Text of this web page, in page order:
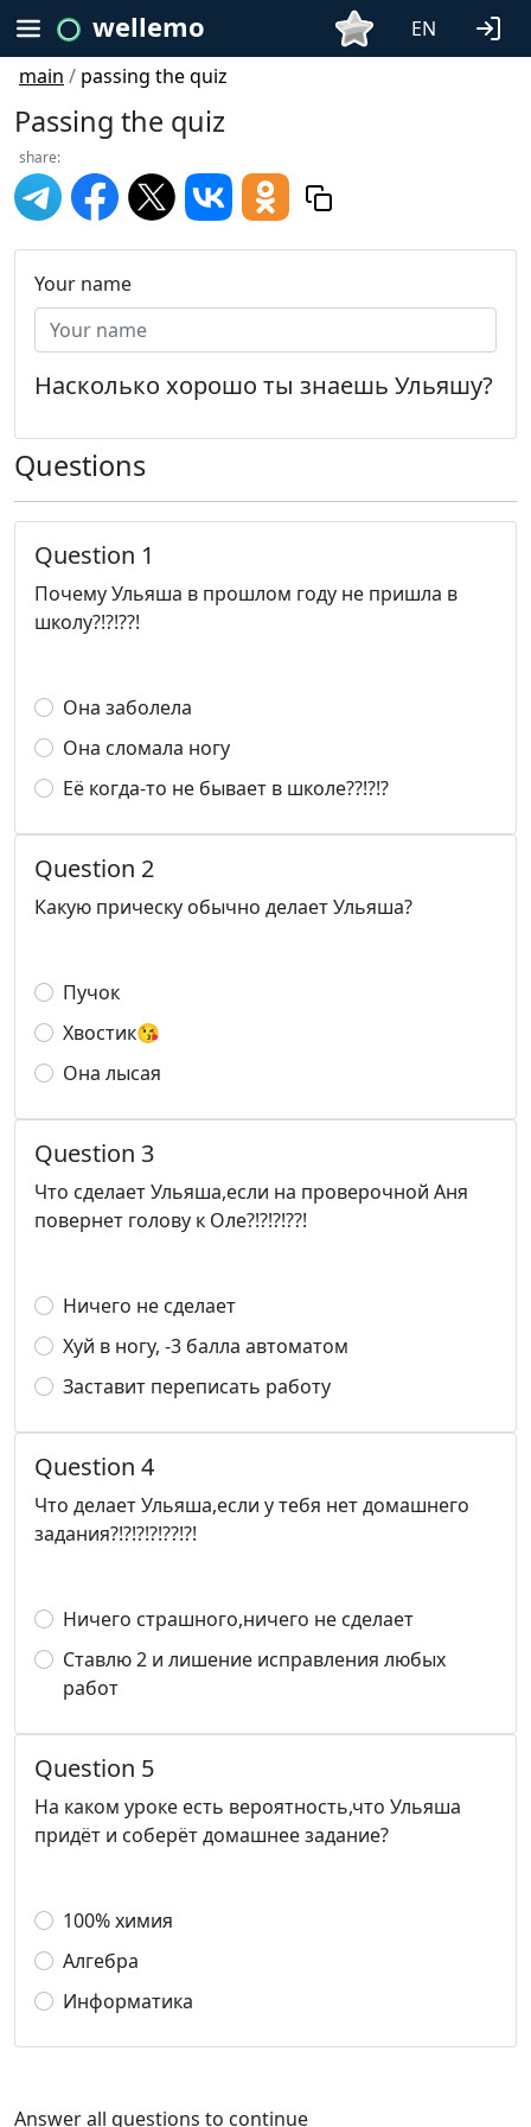
wellemo
EN
main / passing the quiz
Passing the quiz
share:
Your name
Насколько хорошо ты знаешь Ульяшу?
Questions
Question 1
Почему Ульяша в прошлом году не пришла в
школу?!?!??!
Она заболела
Она сломала ногу
Её когда-то не бывает в школе??!?!?
Question 2
Какую прическу обычно делает Ульяша?
Пучок
Хвостик😘
Она лысая
Question 3
Что сделает Ульяша,если на проверочной Аня
повернет голову к Оле?!?!?!??!
Ничего не сделает
Хуй в ногу, -3 балла автоматом
Заставит переписать работу
Question 4
Что делает Ульяша,если у тебя нет домашнего
задания?!?!?!?!??!?!
Ничего страшного,ничего не сделает
Ставлю 2 и лишение исправления любых
работ
Question 5
На каком уроке есть вероятность,что Ульяша
придёт и соберёт домашнее задание?
100% химия
Алгебра
Информатика
Answer all questions to continue